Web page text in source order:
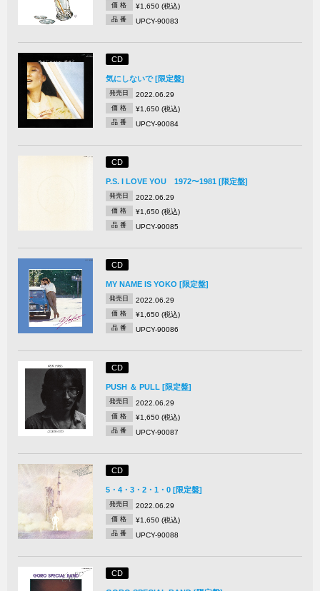
価 格 ¥1,650 (税込)
品 番 UPCY-90083
CD
気にしないで [限定盤]
発売日 2022.06.29
価 格 ¥1,650 (税込)
品 番 UPCY-90084
CD
P.S. I LOVE YOU 1972〜1981 [限定盤]
発売日 2022.06.29
価 格 ¥1,650 (税込)
品 番 UPCY-90085
CD
MY NAME IS YOKO [限定盤]
発売日 2022.06.29
価 格 ¥1,650 (税込)
品 番 UPCY-90086
CD
PUSH ＆ PULL [限定盤]
発売日 2022.06.29
価 格 ¥1,650 (税込)
品 番 UPCY-90087
CD
5・4・3・2・1・0 [限定盤]
発売日 2022.06.29
価 格 ¥1,650 (税込)
品 番 UPCY-90088
CD